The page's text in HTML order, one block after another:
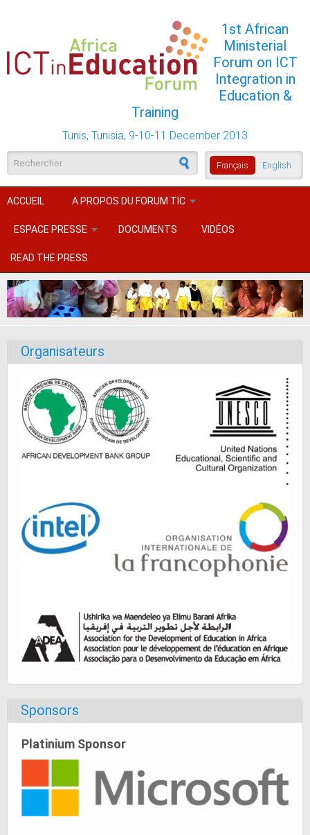
1st African
Ministerial
Forum on ICT
Integration in
Education &
Training
Tunis, Tunisia, 9-10-11 December 2013
English
Français
Formulaire de recherche
ACCUEIL A PROPOS DU FORUM TIC
ESPACE PRESSE DOCUMENTS VIDÉOS
READ THE PRESS
Organisateurs
Sponsors
Platinium Sponsor